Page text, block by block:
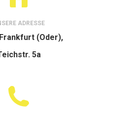
ADRESSE
(Oder),
5a